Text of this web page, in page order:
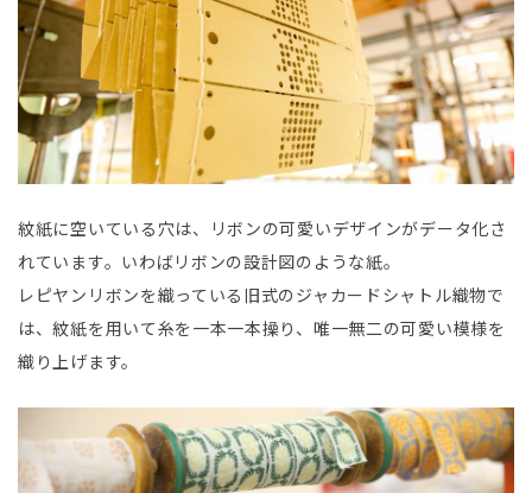
紋紙に空いている穴は、リボンの可愛いデザインがデータ化さ
れています。いわばリボンの設計図のような紙。
レピヤンリボンを織っている旧式のジャカードシャトル織物で
は、紋紙を用いて糸を一本一本操り、唯一無二の可愛い模様を
織り上げます。